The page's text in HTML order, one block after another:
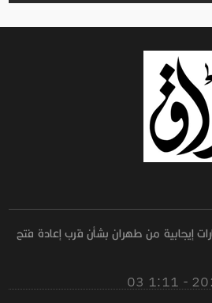
إيجابية من طهران بشأن قرب إعادة فتح